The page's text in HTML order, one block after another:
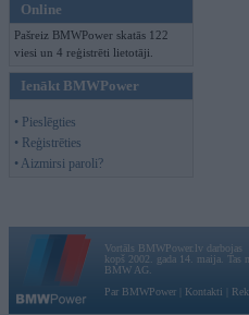
Online
Pašreiz BMWPower skatās 122
viesi un 4 reģistrēti lietotāji.
Ienākt BMWPower
• Pieslēgties
• Reģistrēties
• Aizmirsi paroli?
Vortāls BMWPower.lv darbojas
kopš 2002. gada 14. maija. Tas
BMW AG.
Par BMWPower
Kontakti